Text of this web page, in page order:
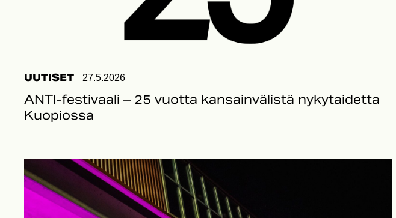
UUTISET 27.5.2026
ANTI-festivaali – 25 vuotta kansainvälistä nykytaidetta
Kuopiossa